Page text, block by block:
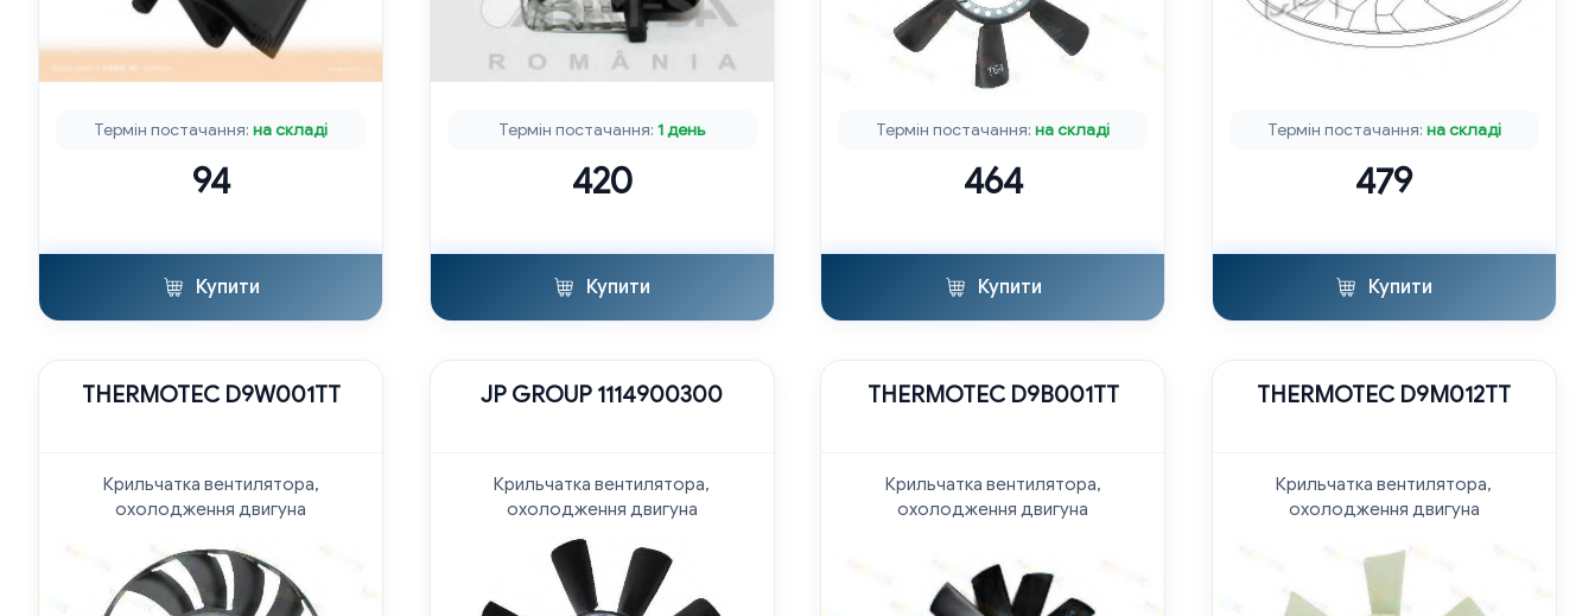
Термін постачання:на складі
94
Купити
Термін постачання:1 день
420
Купити
Термін постачання:на складі
464
Купити
Термін постачання: на складі
479
Купити
THERMOTEC D9W001TT
Крильчатка вентилятора,
охолодження двигуна
JP GROUP 1114900300
Крильчатка вентилятора,
охолодження двигуна
THERMOTEC D9B001TT
Крильчатка вентилятора,
охолодження двигуна
THERMOTEC D9M012TT
Крильчатка вентилятора,
охолодження двигуна